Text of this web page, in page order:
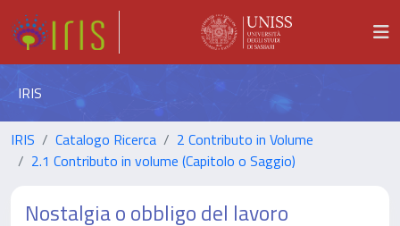
IRIS
IRIS Catalogo Ricerca
2 Contributo in Volume
2.1 Contributo in volume (Capitolo o Saggio)
Nostalgia o obbligo del lavoro